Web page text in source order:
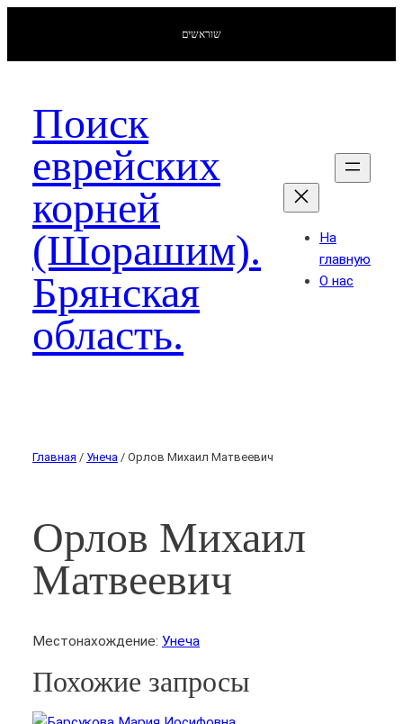
שוראשים
Поиск
еврейских
корней
(Шорашим).
Брянская
область.
На
главную
О нас
Главная / Унеча / Орлов Михаил Матвеевич
Орлов Михаил
Матвеевич
Местонахождение: Унеча
Похожие запросы